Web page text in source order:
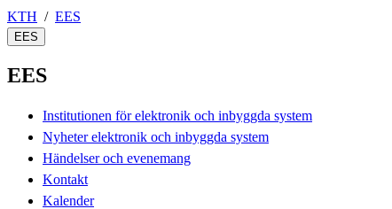
KTH EES
EES
EES
Institutionen för elektronik och inbyggda system
Nyheter elektronik och inbyggda system
Händelser och evenemang
Kontakt
Kalender